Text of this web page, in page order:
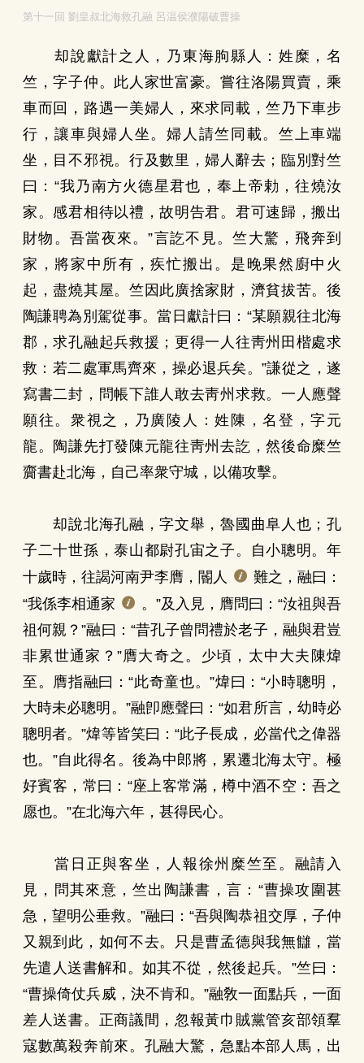
第十一回 劉皇叔北海救孔融 呂温侯濮陽破曹操
却說獻計之人，乃東海朐縣人：姓糜，名
竺，字子仲。此人家世富豪。嘗往洛陽買賣，乘
車而回，路遇一美婦人，來求同載，竺乃下車步
行，讓車與婦人坐。婦人請竺同載。竺上車端
坐，目不邪視。行及數里，婦人辭去；臨別對竺
曰：“我乃南方火德星君也，奉上帝勅，往燒汝
家。感君相待以禮，故明告君。君可速歸，搬出
財物。吾當夜來。”言訖不見。竺大驚，飛奔到
家，將家中所有，疾忙搬出。是晚果然廚中火
起，盡燒其屋。竺因此廣捨家財，濟貧拔苦。後
陶謙聘為別駕從事。當日獻計曰：“某願親往北海
郡，求孔融起兵救援；更得一人往靑州田楷處求
救：若二處軍馬齊來，操必退兵矣。”謙從之，遂
寫書二封，問帳下誰人敢去靑州求救。一人應聲
願往。衆視之，乃廣陵人：姓陳，名登，字元
龍。陶謙先打發陳元龍往靑州去訖，然後命糜竺
齎書赴北海，自己率衆守城，以備攻擊。
却說北海孔融，字文舉，魯國曲阜人也；孔
子二十世孫，泰山都尉孔宙之子。自小聰明。年
十歲時，往謁河南尹李膺，閽人
難之，融曰：
“我係李相通家
。”及入見，膺問曰：“汝祖與吾
祖何親？”融曰：“昔孔子曾問禮於老子，融與君豈
非累世通家？”膺大奇之。少頃，太中大夫陳煒
至。膺指融曰：“此奇童也。”煒曰：“小時聰明，
大時未必聰明。”融卽應聲曰：“如君所言，幼時必
聰明者。”煒等皆笑曰：“此子長成，必當代之偉器
也。”自此得名。後為中郎將，累遷北海太守。極
好賓客，常曰：“座上客常滿，樽中酒不空：吾之
愿也。”在北海六年，甚得民心。
當日正與客坐，人報徐州糜竺至。融請入
見，問其來意，竺出陶謙書，言：“曹操攻圍甚
急，望明公垂救。”融曰：“吾與陶恭祖交厚，子仲
又親到此，如何不去。只是曹孟德與我無讎，當
先遣人送書解和。如其不從，然後起兵。”竺曰：
“曹操倚仗兵威，決不肯和。”融敎一面點兵，一面
差人送書。正商議間，忽報黃巾賊黨管亥部領羣
寇數萬殺奔前來。孔融大驚，急點本部人馬，出